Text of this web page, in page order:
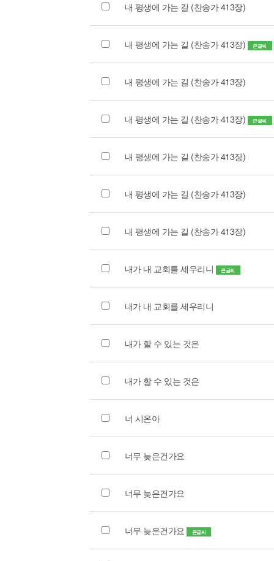
내 평생에 가는 길 (찬송가 413장)
내 평생에 가는 길 (찬송가 413장) 큰글씨
내 평생에 가는 길 (찬송가 413장)
내 평생에 가는 길 (찬송가 413장) 큰글씨
내 평생에 가는 길 (찬송가 413장)
내 평생에 가는 길 (찬송가 413장)
내 평생에 가는 길 (찬송가 413장)
내가 내 교회를 세우리니 큰글씨
내가 내 교회를 세우리니
내가 할 수 있는 것은
내가 할 수 있는 것은
너 시온아
너무 늦은건가요
너무 늦은건가요
너무 늦은건가요 큰글씨